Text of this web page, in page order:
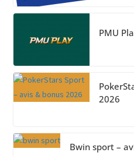
PMU
2026
Bwin sport –